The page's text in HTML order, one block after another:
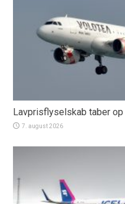
Lavprisflyselskab taber
7. august 2026